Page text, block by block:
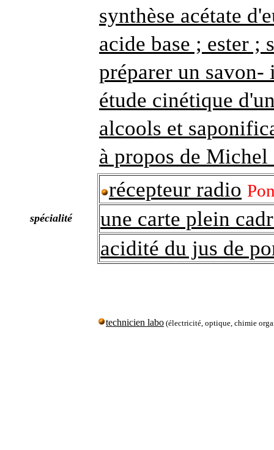
synthèse acétate
acide base ; ester ;
préparer un savon-
étude cinétique
alcools et
à propos de
spécialité
récepteur radio
une carte plein
acidité du jus de
technicien labo (électricité, optique, chimie